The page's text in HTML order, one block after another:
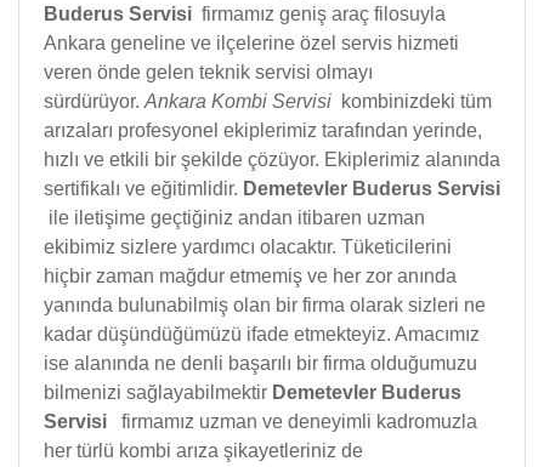
Buderus Servisi firmamız geniş araç filosuyla
Ankara geneline ve ilçelerine özel servis hizmeti
veren önde gelen teknik servisi olmayı
sürdürüyor. Ankara Kombi Servisi kombinizdeki tüm
arızaları profesyonel ekiplerimiz tarafından yerinde,
hızlı ve etkili bir şekilde çözüyor. Ekiplerimiz alanında
sertifikalı ve eğitimlidir. Demetevler Buderus Servisi
ile iletişime geçtiğiniz andan itibaren uzman
ekibimiz sizlere yardımcı olacaktır. Tüketicilerini
hiçbir zaman mağdur etmemiş ve her zor anında
yanında bulunabilmiş olan bir firma olarak sizleri ne
kadar düşündüğümüzü ifade etmekteyiz. Amacımız
ise alanında ne denli başarılı bir firma olduğumuzu
bilmenizi sağlayabilmektir Demetevler Buderus
Servisi
firmamız uzman ve deneyimli kadromuzla
her türlü kombi arıza şikayetleriniz de